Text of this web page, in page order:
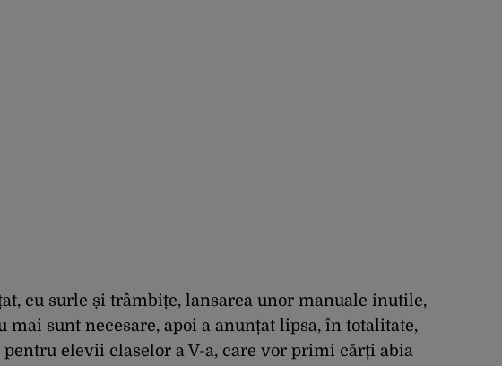
cu surle și trâmbițe, lansarea unor manuale inutile,
mai sunt necesare, apoi a anunțat lipsa, în totalitate,
elevii claselor a V-a, care vor primi cărți abia